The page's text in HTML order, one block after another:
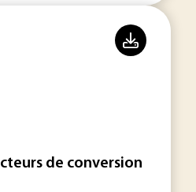
de conversion